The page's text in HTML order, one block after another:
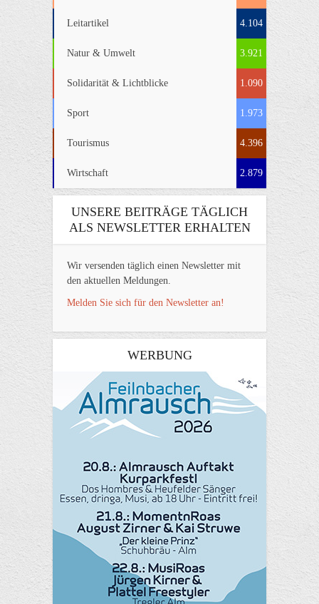
Leitartikel 4.104
Natur & Umwelt 3.921
Solidarität & Lichtblicke 1.090
Sport 1.973
Tourismus 4.396
Wirtschaft 2.879
UNSERE BEITRÄGE TÄGLICH
ALS NEWSLETTER ERHALTEN
Wir versenden täglich einen Newsletter mit
den aktuellen Meldungen.
Melden Sie sich für den Newsletter an!
WERBUNG